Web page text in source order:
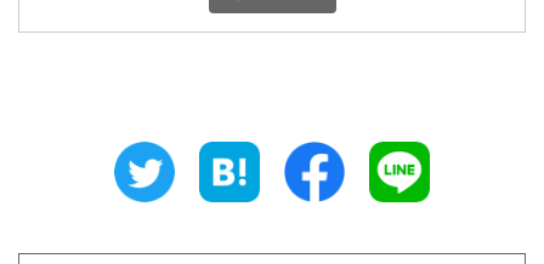
埼玉県 千葉県
1,800円 富山県
1,800円 福井県
1,800円 1,800円